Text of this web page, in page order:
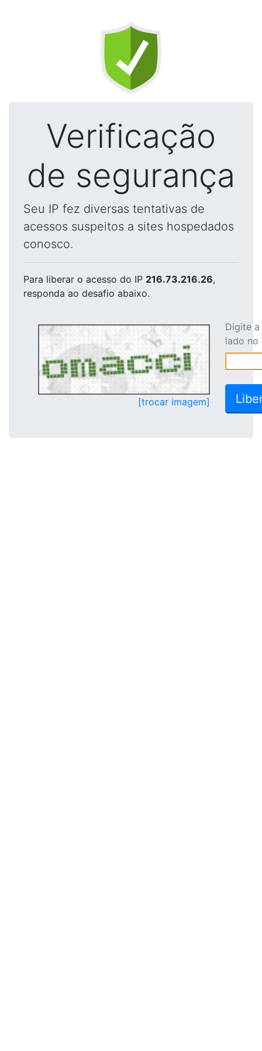
Verificação
de segurança
Seu IP fez diversas tentativas de
acessos suspeitos a sites hospedados
conosco.
Para liberar o acesso do IP 216.73.216.26,
responda ao desafio abaixo.
[trocar imagem]
Digite
lado no